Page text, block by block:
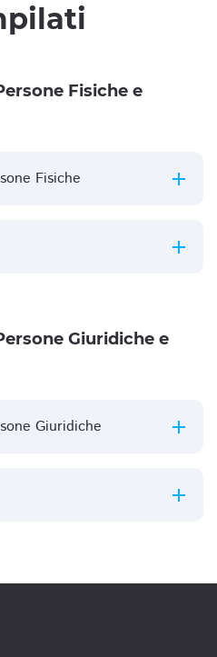
Fisiche e
Fisiche
Giuridiche e
Giuridiche